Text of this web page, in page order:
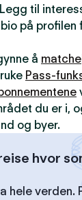
til
på profilen
å matche
Pass-
du er i,
og byer.
hvor
hele verden.